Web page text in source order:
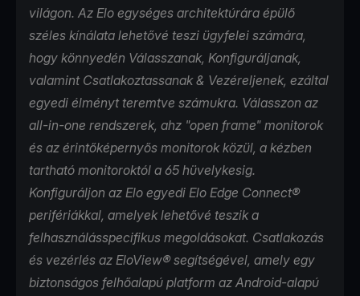
világon. Az Elo egységes architektúrára épülő
széles kínálata lehetővé teszi ügyfelei számára,
hogy könnyedén Válasszanak, Konfiguráljanak,
valamint Csatlakoztassanak & Vezéreljenek, ezáltal
egyedi élményt teremtve számukra. Válasszon az
all-in-one rendszerek, ahz "open frame" monitorok
és az érintőképernyős monitorok közül, a kézben
tartható monitoroktól a 65 hüvelykesig.
Konfiguráljon az Elo egyedi Elo Edge Connect®
perifériákkal, amelyek lehetővé teszik a
felhasználásspecifikus megoldásokat. Csatlakozás
és vezérlés az EloView® segítségével, amely egy
biztonságos felhőalapú platform az Android-alapú